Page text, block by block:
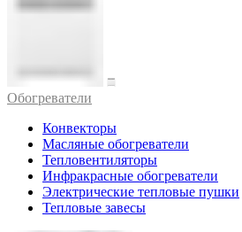
Обогреватели
Конвекторы
Масляные обогреватели
Тепловентиляторы
Инфракрасные обогреватели
Электрические тепловые пушки
Тепловые завесы